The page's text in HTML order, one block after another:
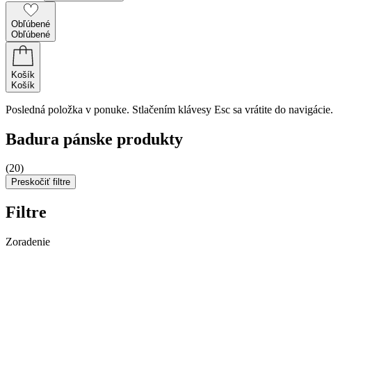
Obľúbené
Obľúbené
Košík
Košík
Posledná položka v ponuke. Stlačením klávesy Esc sa vrátite do navigácie.
Badura pánske produkty
(20)
Preskočiť filtre
Filtre
Zoradenie